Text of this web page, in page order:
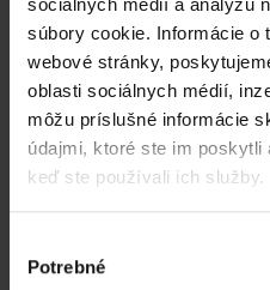
sociálnych médií a analýzu
súbory cookie. Informácie o
webové stránky,
oblasti sociálnych médií,
môžu príslušné informácie
údajmi, ktoré ste im
keď ste používali ich služby.
súhlasu
Potrebné
Nezabudnite si
Lokálne dobroty, ktoré